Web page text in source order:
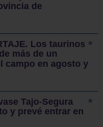
de
Los taurinos
más de un
campo en agosto y
Tajo-Segura
y prevé entrar en